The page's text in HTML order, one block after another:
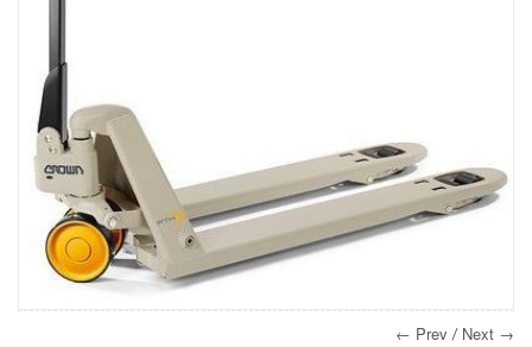
← Prev / Next →